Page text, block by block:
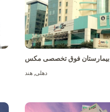
بیمارستان فوق تخصصی مکس
دهلی,هند